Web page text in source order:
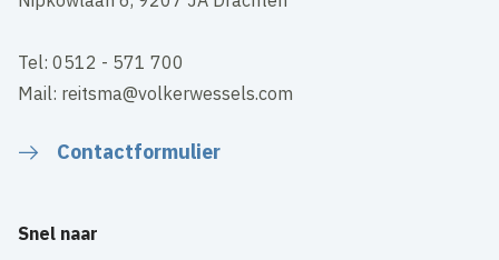
Tel: 0512 - 571 700
Mail: reitsma@volkerwessels.com
Contactformulier
Snel naar